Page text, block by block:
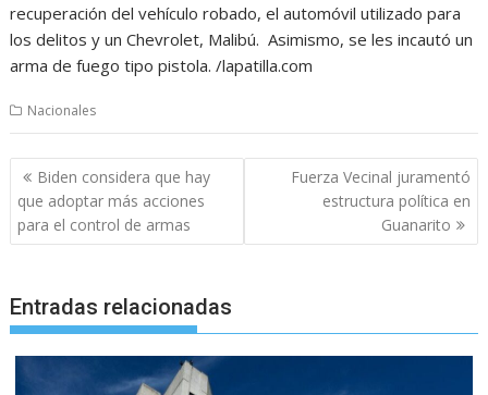
recuperación del vehículo robado, el automóvil utilizado para
los delitos y un Chevrolet, Malibú. Asimismo, se les incautó un
arma de fuego tipo pistola. /lapatilla.com
Nacionales
Navegación
de
entradas
Biden considera que hay
que adoptar más acciones
para el control de armas
Fuerza Vecinal juramentó
estructura política en
Guanarito
Entradas relacionadas